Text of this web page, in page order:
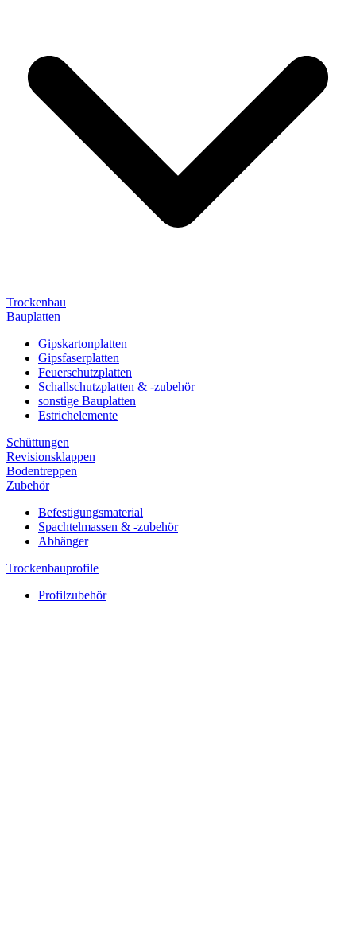
Trockenbau
Bauplatten
Gipskartonplatten
Gipsfaserplatten
Feuerschutzplatten
Schallschutzplatten & -zubehör
sonstige Bauplatten
Estrichelemente
Schüttungen
Revisionsklappen
Bodentreppen
Zubehör
Befestigungsmaterial
Spachtelmassen & -zubehör
Abhänger
Trockenbauprofile
Profilzubehör